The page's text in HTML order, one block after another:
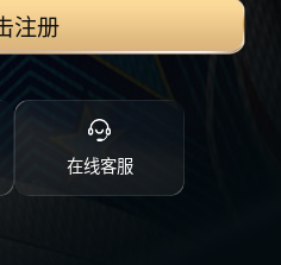
注册
在线客服